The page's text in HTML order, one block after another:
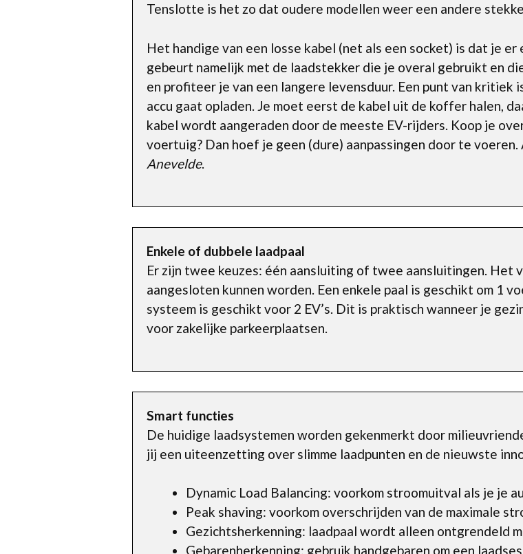
Tenslotte is het zo dat oudere modellen weer een andere
Het handige van een losse kabel (net als een socket) is dat je
gebeurt namelijk met de laadstekker die je overal gebruikt en
en profiteer je van een langere levensduur. Een punt van
accu gaat opladen. Je moet eerst de kabel uit de koffer halen,
kabel wordt aangeraden door de meeste EV-rijders. Koop je
voertuig? Dan hoef je geen (dure) aanpassingen door te
Anevelde.
Enkele of dubbele laadpaal
Er zijn twee keuzes: één aansluiting of twee aansluitingen. Het
aangesloten kunnen worden. Een enkele paal is geschikt om 1
systeem is geschikt voor 2 EV’s. Dit is praktisch wanneer je
voor zakelijke parkeerplaatsen.
Smart functies
De huidige laadsystemen worden gekenmerkt door
jij een uiteenzetting over slimme laadpunten en de nieuwste
Dynamic Load Balancing: voorkom stroomuitval als je je
Peak shaving: voorkom overschrijden van de maximale
Gezichtsherkenning: laadpaal wordt alleen ontgrendeld
Gebarenherkenning: gebruik handgebaren om een